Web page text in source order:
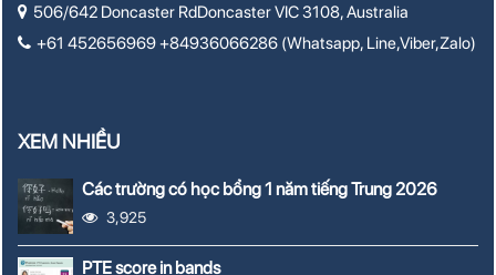
506/642 Doncaster RdDoncaster VIC 3108, Australia
+61 452656969 +84936066286 (Whatsapp, Line,Viber,Zalo)
XEM NHIỀU
Các trường có học bổng 1 năm tiếng Trung 2026
3,925
PTE score in bands